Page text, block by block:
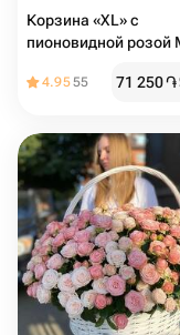
Корзина «XL» c
пионовидной розой
4.9555 71 250֏